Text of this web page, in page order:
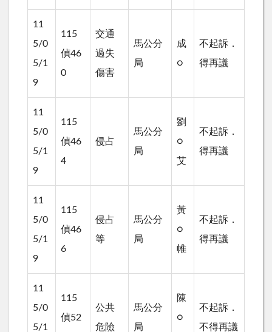
11
5/0
5/1
9
115
偵46
0
交通
過失
傷害
馬公分
局
成
○
不起訴．
得再議
11
5/0
5/1
9
115
偵46
4
侵占
馬公分
局
劉
○
艾
不起訴．
得再議
11
5/0
5/1
9
115
偵46
6
侵占
等
馬公分
局
黃
○
帷
不起訴．
得再議
11
5/0
5/1
115
偵52
公共
危險
馬公分
局
陳
○
不起訴．
不得再議